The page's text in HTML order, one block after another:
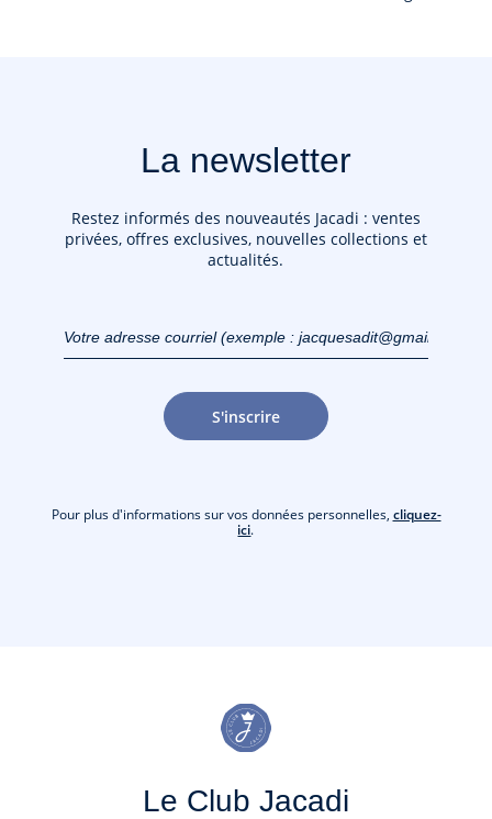
La newsletter
Restez informés des nouveautés Jacadi : ventes
privées, offres exclusives, nouvelles collections et
actualités.
(exemple :
jacquesadit@gmail.com)
S'inscrire
Pour plus d'informations sur vos données personnelles, cliquez-
ici.
Le Club Jacadi